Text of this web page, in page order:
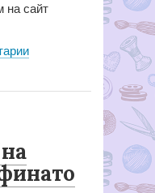
на сайт